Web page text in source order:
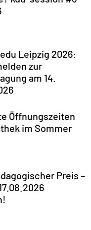
Leipzig 2026:
zur
am 14.
Öffnungszeiten
im Sommer
Preis –